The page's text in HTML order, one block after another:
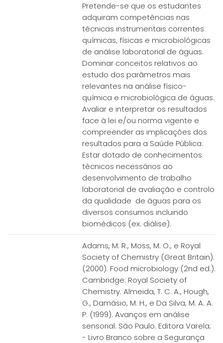
Pretende-se que os estudantes
adquiram competências nas
técnicas instrumentais correntes
químicas, físicas e microbiológicas
de análise laboratorial de águas.
Dominar conceitos relativos ao
estudo dos parâmetros mais
relevantes na análise físico-
química e microbiológica de águas.
Avaliar e interpretar os resultados
face à lei e/ou norma vigente e
compreender as implicações dos
resultados para a Saúde Pública.
Estar dotado de conhecimentos
técnicos necessários ao
desenvolvimento de trabalho
laboratorial de avaliação e controlo
da qualidade de águas para os
diversos consumos incluindo
biomédicos (ex. diálise).
Adams, M. R., Moss, M. O., e Royal
Society of Chemistry (Great Britain).
(2000). Food microbiology (2nd ed.).
Cambridge: Royal Society of
Chemistry. Almeida, T. C. A., Hough,
G., Damásio, M. H., e Da Silva, M. A. A.
P. (1999). Avanços em análise
sensorial. São Paulo. Editora Varela;
- Livro Branco sobre a Segurança